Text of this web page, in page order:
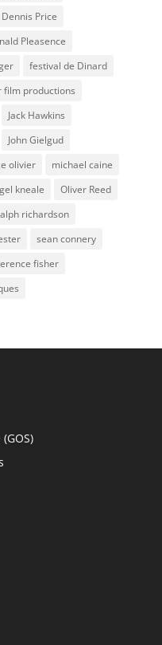
Dennis Price
Pleasence
festival de Dinard
film productions
Jack Hawkins
John Gielgud
olivier
michael caine
kneale
Oliver Reed
richardson
sean connery
fisher